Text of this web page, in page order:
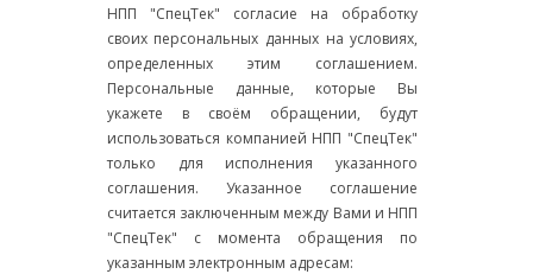
НПП "СпецТек" согласие на обработку
своих персональных данных на условиях,
определенных этим соглашением.
Персональные данные, которые Вы
укажете в своём обращении, будут
использоваться компанией НПП "СпецТек"
только для исполнения указанного
соглашения. Указанное соглашение
считается заключенным между Вами и НПП
"СпецТек" с момента обращения по
указанным электронным адресам: